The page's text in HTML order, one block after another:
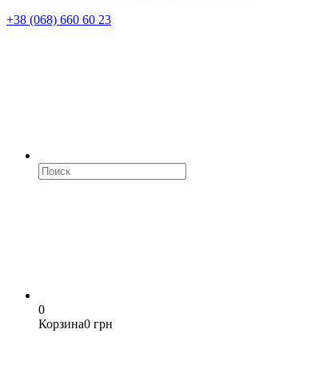
+38 (068) 660 60 23
0
Корзина0 грн